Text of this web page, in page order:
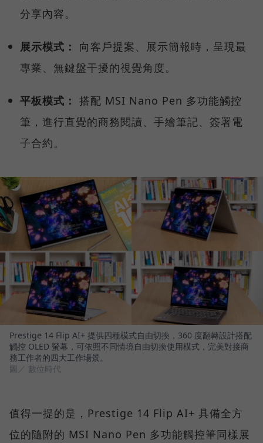
分享內容。
展示模式：
向客戶提案、展示簡報時，呈現最
專業、無鍵盤干擾的視覺角度。
平板模式： 搭配 MSI Nano Pen 多功能觸控
筆，進行直覺的商務閱讀、手繪筆記、簽署電
子合約。
Prestige 14 Flip AI+ 提供四種模式自由切換，360 度翻轉設計搭配
觸控 OLED 螢幕，可依照不同情境自由切換使用模式，完美對接商
務工作者的四大工作場景。
圖／ 數位時代
值得一提的是，Prestige 14 Flip AI+ 具備全方
位的隨附的 MSI Nano Pen 多功能觸控筆同樣展